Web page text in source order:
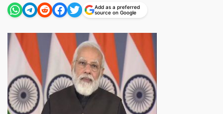
Add as a preferred
source on Google